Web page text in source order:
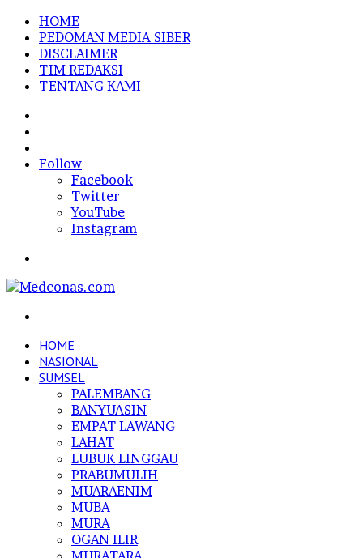
HOME
PEDOMAN MEDIA SIBER
DISCLAIMER
TIM REDAKSI
TENTANG KAMI
In
Follow
Facebook
Twitter
YouTube
Instagram
HOME
NASIONAL
SUMSEL
PALEMBANG
BANYUASIN
EMPAT LAWANG
LAHAT
LUBUK LINGGAU
PRABUMULIH
MUARAENIM
MUBA
MURA
OGAN ILIR